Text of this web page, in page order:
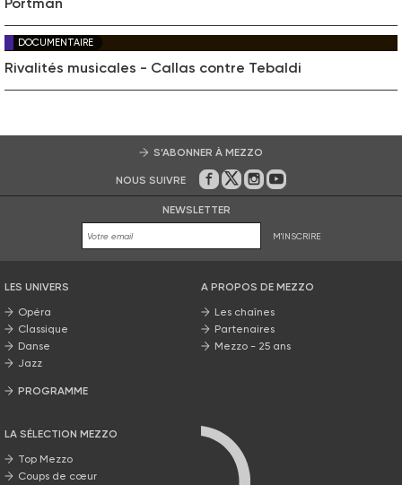
DOCUMENTAIRE
Rivalités musicales - Callas contre Tebaldi
S’ABONNER À MEZZO
NOUS SUIVRE Sur Facebook
Sur Twitter
Sur Instagram
Sur Youtube
NEWSLETTER
M'INSCRIRE
LES UNIVERS
Opéra
Classique
Danse
Jazz
PROGRAMME
LA SÉLECTION MEZZO
Top Mezzo
Coups de cœur
A PROPOS DE MEZZO
Les chaînes
Partenaires
Mezzo - 25 ans